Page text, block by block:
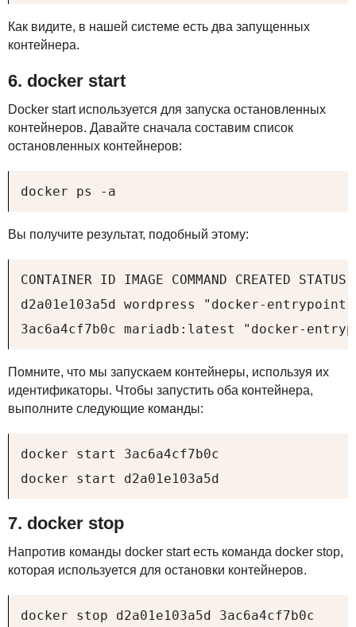
Как видите, в нашей системе есть два запущенных
контейнера.
6. docker start
Docker start используется для запуска остановленных
контейнеров. Давайте сначала составим список
остановленных контейнеров:
docker ps -a
Вы получите результат, подобный этому:
CONTAINER ID IMAGE COMMAND CREATED STATUS
d2a01e103a5d wordpress "docker-
3ac6a4cf7b0c mariadb:latest "docker-
Помните, что мы запускаем контейнеры, используя их
идентификаторы. Чтобы запустить оба контейнера,
выполните следующие команды:
docker start 3ac6a4cf7b0c
docker start d2a01e103a5d
7. docker stop
Напротив команды docker start есть команда docker stop,
которая используется для остановки контейнеров.
docker stop d2a01e103a5d 3ac6a4cf7b0c